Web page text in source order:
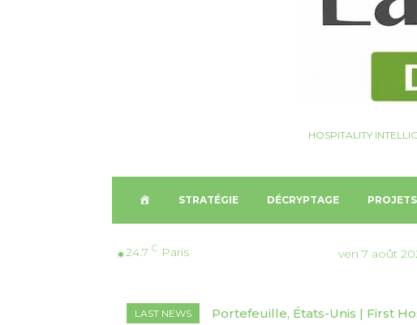
HOSPITALITY
U
STRATÉGIE DÉCRYPTAGE PROJETS
24.7 C Paris ven 7 août
LAST NEWS
Portefeuille, États-Unis | First
Décryptage, Suisse🇨🇭 |